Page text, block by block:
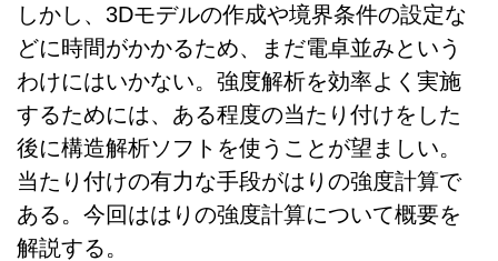
しかし、3Dモデルの作成や境界条件の設定な
どに時間がかかるため、まだ電卓並みという
わけにはいかない。強度解析を効率よく実施
するためには、ある程度の当たり付けをした
後に構造解析ソフトを使うことが望ましい。
当たり付けの有力な手段がはりの強度計算で
ある。今回ははりの強度計算について概要を
解説する。